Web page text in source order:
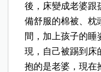
後，床變成老婆跟
備舒服的棉被、枕
間，加上孩子的睡
現，自己被踢到床
抱的是老婆，現在